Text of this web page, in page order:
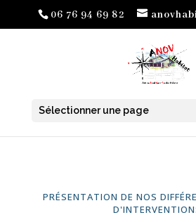
06 76 94 69 82
Sélectionner une page
PRÉSENTATION DE NOS